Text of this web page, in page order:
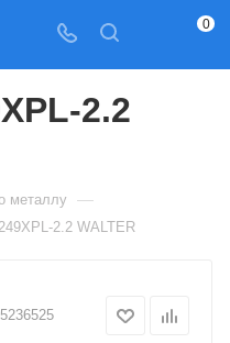
0
2.2
металлу —
2.2 WALTER